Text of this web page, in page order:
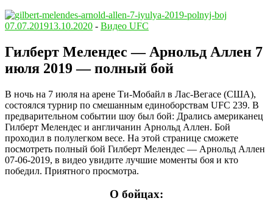
07.07.201913.10.2020 - Видео UFC
Гилберт Мелендес — Арнольд Аллен 7
июля 2019 — полный бой
В ночь на 7 июля на арене Ти-Мобайл в Лас-Вегасе (США),
состоялся турнир по смешанным единоборствам UFC 239. В
предварительном событии шоу был бой: Дрались американец
Гилберт Мелендес и англичанин Арнольд Аллен. Бой
проходил в полулегком весе. На этой странице сможете
посмотреть полный бой Гилберт Мелендес — Арнольд Аллен
07-06-2019, в видео увидите лучшие моменты боя и кто
победил. Приятного просмотра.
О бойцах: